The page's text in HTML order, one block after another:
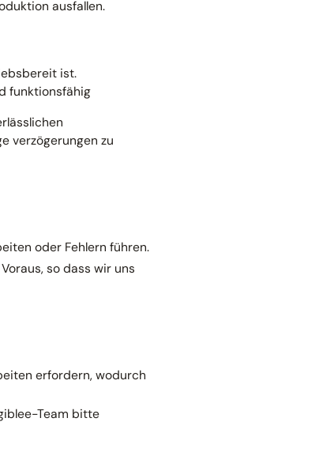
ausfallen.
ist.
funktionsfähig
verzögerungen zu
oder Fehlern führen.
so dass wir uns
erfordern, wodurch
Team bitte